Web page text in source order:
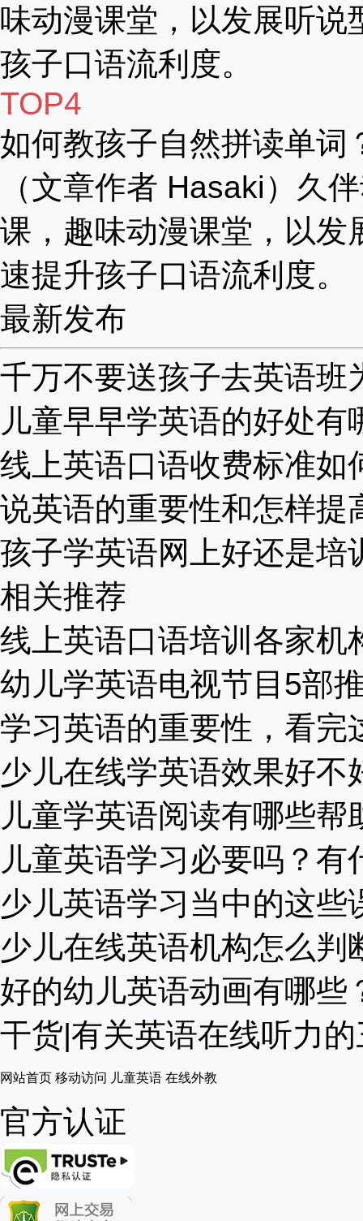
味动漫课堂，以发展听说
孩子口语流利度。
TOP4
如何教孩子自然拼读单词
（文章作者 Hasaki）久
课，趣味动漫课堂，以发
速提升孩子口语流利度。
最新发布
千万不要送孩子去英语班
儿童早早学英语的好处有
线上英语口语收费标准如
说英语的重要性和怎样提
孩子学英语网上好还是培
相关推荐
线上英语口语培训各家机
幼儿学英语电视节目5部
学习英语的重要性，看完
少儿在线学英语效果好不
儿童学英语阅读有哪些帮
儿童英语学习必要吗？有
少儿英语学习当中的这些
少儿在线英语机构怎么判
好的幼儿英语动画有哪些
干货|有关英语在线听力
网站首页 移动访问 儿童英语 在线外教
官方认证